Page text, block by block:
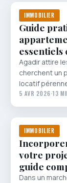
IMMOBILIER
Guide
essentiels
Agadir attire
cherchent un
locatif
5 AVR 2026·13
IMMOBILIER
votre
guide
Dans un